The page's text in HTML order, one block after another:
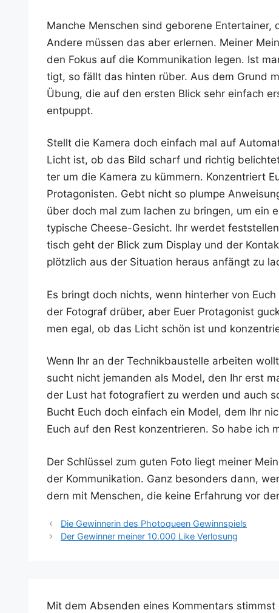
Man­che Men­schen sind gebo­re­ne
Ande­re müs­sen das aber erler­nen. Mei­ner
den Fokus auf die Kom­mu­ni­ka­ti­on legen. Ist
tigt, so fällt das hin­ten rüber. Aus dem Grund
Übung, die auf den ers­ten Blick sehr ein­fach
entpuppt.
Stellt die Kame­ra doch ein­fach mal auf
Licht ist, ob das Bild scharf und rich­tig
ter um die Kame­ra zu küm­mern. Kon­zen­triert
Prot­ago­nis­ten. Gebt nicht so plum­pe
über doch mal zum lachen zu brin­gen, um ein
typi­sche Cheese-Gesicht. Ihr wer­det
tisch geht der Blick zum Dis­play und der
plötz­lich aus der Situa­ti­on her­aus anfängt zu
Es bringt doch nichts, wenn hin­ter­her von
der Foto­graf drü­ber, aber Euer Prot­ago­nist
men egal, ob das Licht schön ist und
Wenn Ihr an der Tech­nik­bau­stel­le arbei­ten
sucht nicht jeman­den als Model, den Ihr erst
der Lust hat foto­gra­fiert zu wer­den und auch
Bucht Euch doch ein­fach ein Model, dem Ihr
Euch auf den Rest kon­zen­trie­ren. So habe ich
Der Schlüs­sel zum guten Foto liegt mei­ner
der Kom­mu­ni­ka­ti­on. Ganz beson­ders dann,
dern mit Men­schen, die kei­ne Erfah­rung vor
Die Gewinnerin des Photoqueen Gewinnspiels
Der Gewinner meiner 10.000 Like Verlosung
Mit dem Absenden eines Kommentars stimmst